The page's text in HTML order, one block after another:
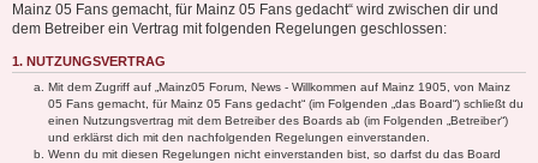
Mainz 05 Fans gemacht, für Mainz 05 Fans gedacht“ wird zwischen dir und
dem Betreiber ein Vertrag mit folgenden Regelungen geschlossen:
1. NUTZUNGSVERTRAG
Mit dem Zugriff auf „Mainz05 Forum, News - Willkommen auf Mainz 1905, von Mainz
05 Fans gemacht, für Mainz 05 Fans gedacht“ (im Folgenden „das Board“) schließt du
einen Nutzungsvertrag mit dem Betreiber des Boards ab (im Folgenden „Betreiber“)
und erklärst dich mit den nachfolgenden Regelungen einverstanden.
Wenn du mit diesen Regelungen nicht einverstanden bist, so darfst du das Board